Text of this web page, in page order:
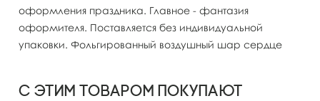
оформления праздника. Главное - фантазия
оформителя. Поставляется без индивидуальной
упаковки. Фольгированный воздушный шар сердце
С этим товаром покупают